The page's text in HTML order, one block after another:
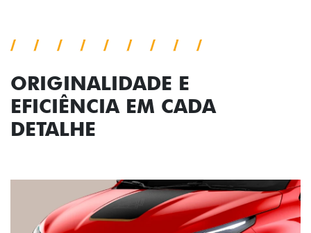
ORIGINALIDADE E
EFICIÊNCIA EM CADA
DETALHE